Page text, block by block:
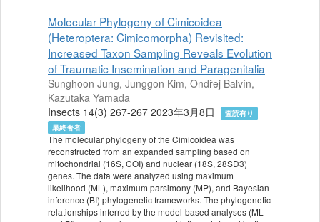
Molecular Phylogeny of Cimicoidea
(Heteroptera: Cimicomorpha) Revisited:
Increased Taxon Sampling Reveals Evolution
of Traumatic Insemination and Paragenitalia
Sunghoon Jung, Junggon Kim, Ondřej Balvín,
Kazutaka Yamada
Insects 14(3) 267-267 2023年3月8日
査読有り
最終著者
The molecular phylogeny of the Cimicoidea was
reconstructed from an expanded sampling based on
mitochondrial (16S, COI) and nuclear (18S, 28SD3)
genes. The data were analyzed using maximum
likelihood (ML), maximum parsimony (MP), and Bayesian
inference (BI) phylogenetic frameworks. The phylogenetic
relationships inferred by the model-based analyses (ML